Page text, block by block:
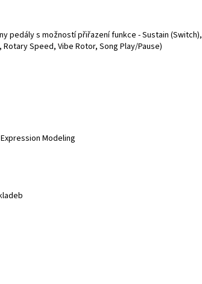
pedály s možností přiřazení funkce - Sustain (Switch),
Speed, Vibe Rotor, Song Play/Pause)
Modeling